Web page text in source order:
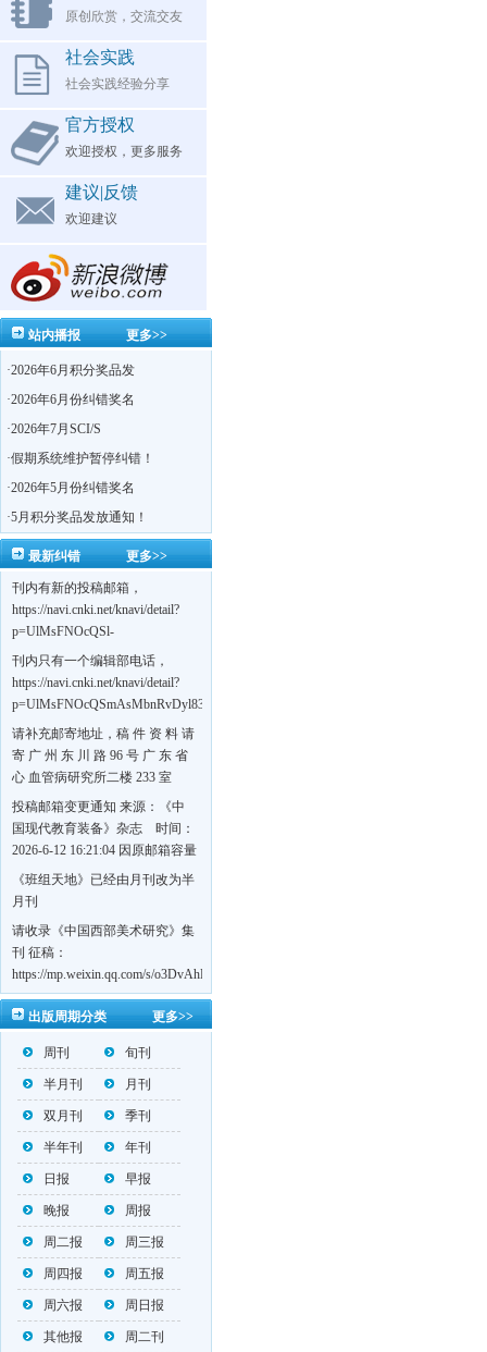
原创欣赏，交流交友
社会实践
社会实践经验分享
官方授权
欢迎授权，更多服务
建议|反馈
欢迎建议
更多>>
站内播报
·2026年6月积分奖品发
·2026年6月份纠错奖名
·2026年7月SCI/S
·假期系统维护暂停纠错！
·2026年5月份纠错奖名
·5月积分奖品发放通知！
更多>>
最新纠错
刊内有新的投稿邮箱，
https://navi.cnki.net/knavi/detail?
p=UlMsFNOcQSl-
刊内只有一个编辑部电话，
https://navi.cnki.net/knavi/detail?
p=UlMsFNOcQSmAsMbnRvDyl83fGGu5dcrBYtF-
w7VFJdSWT5tem1RQ5W2sC5HRG-
S8mH75DuljrTVfVeoXxT4L0b-
Yrk7HaGd7C2w5FD7nrnLRR5Q57zsTTQ==&uniplatform=NZKPT&language=CHS
请补充邮寄地址，稿 件 资 料 请
寄 广 州 东 川 路 96 号 广 东 省
心 血管病研究所二楼 233 室
《岭南心血管病杂志》编辑部
收，
https://navi.cnki.net/knavi/detail?
BMxk-
109PkA==&uniplatform=NZKPT&language=CHS
投稿邮箱变更通知 来源：《中
国现代教育装备》杂志 时间：
2026-6-12 16:21:04 因原邮箱容量
有限，自即日起停止使用，我刊
投稿邮箱变更为 高教投稿邮
邮箱：bedu@cmee.net.cn
《班组天地》已经由月刊改为半
月刊
请收录《中国西部美术研究》集
刊 征稿：
https://mp.weixin.qq.com/s/o3DvAhL6jtTS9ASccwcwPQ
第一辑：
https://mp.weixin.qq.com/s/_w2OMIu6Gs1QL0b_JWhZAQ
更多>>
出版周期分类
周刊 旬刊
半月刊 月刊
双月刊 季刊
半年刊 年刊
日报 早报
晚报 周报
周二报 周三报
周四报 周五报
周六报 周日报
其他报 周二刊